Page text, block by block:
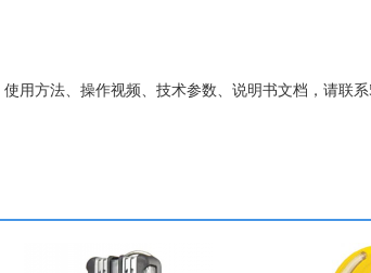
用方法、操作视频、技术参数、说明书文档，请联